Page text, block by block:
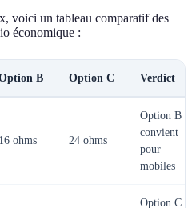
voici un tableau comparatif des
économique :
B Option C Verdict
16 ohms 24 ohms
Option B
convient
pour
mobiles
Option C